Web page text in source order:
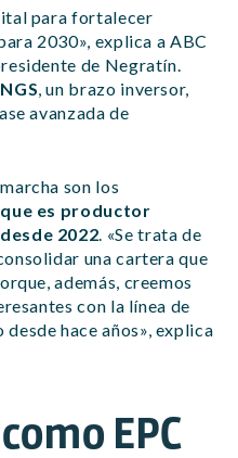
para fortalecer
2030», explica a ABC
de Negratín.
NGS, un brazo inversor,
avanzada de
son los
es productor
2022. «Se trata de
una cartera que
además, creemos
con la línea de
hace años», explica
EPC